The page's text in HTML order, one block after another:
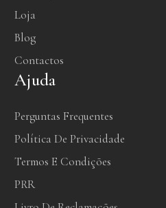
Loja
Blog
Contactos
Ajuda
Perguntas Frequentes
Política De Privacidade
Termos E Condições
PRR